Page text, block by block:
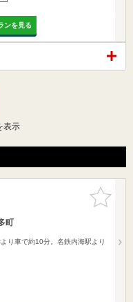
ンを見る
表示
お気に入
りに追加
町
り車で約10分。名鉄内海駅より